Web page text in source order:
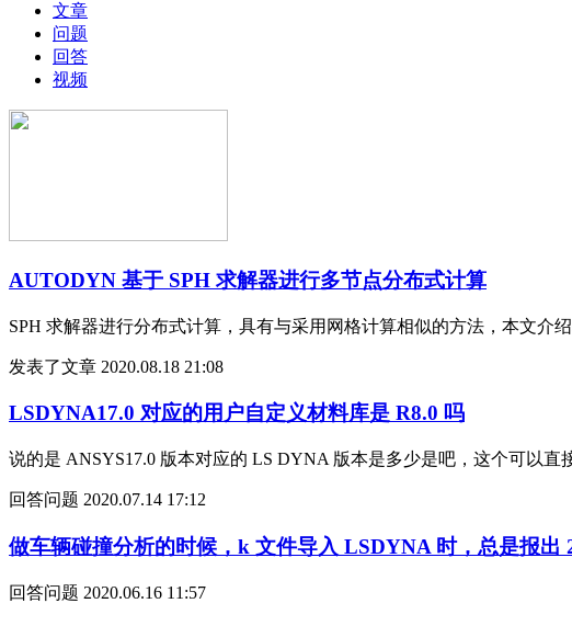
文章
问题
回答
视频
AUTODYN 基于 SPH 求解器进行多节点分布式计算
SPH 求解器进行分布式计算，具有与采用网格计算相似的方法，本文介
发表了文章 2020.08.18 21:08
LSDYNA17.0 对应的用户自定义材料库是 R8.0 吗
说的是 ANSYS17.0 版本对应的 LS DYNA 版本是多少是吧，这个可以
回答问题 2020.07.14 17:12
做车辆碰撞分析的时候，k 文件导入 LSDYNA 时，总是报出
回答问题 2020.06.16 11:57